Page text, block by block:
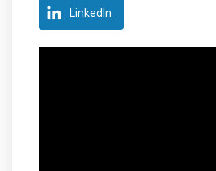
LinkedIn